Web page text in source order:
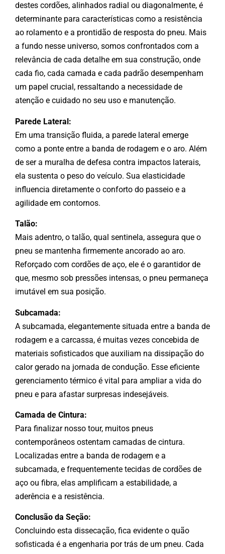
destes cordões, alinhados radial ou diagonalmente, é
determinante para características como a resistência
ao rolamento e a prontidão de resposta do pneu. Mais
a fundo nesse universo, somos confrontados com a
relevância de cada detalhe em sua construção, onde
cada fio, cada camada e cada padrão desempenham
um papel crucial, ressaltando a necessidade de
atenção e cuidado no seu uso e manutenção.
Parede Lateral:
Em uma transição fluida, a parede lateral emerge
como a ponte entre a banda de rodagem e o aro. Além
de ser a muralha de defesa contra impactos laterais,
ela sustenta o peso do veículo. Sua elasticidade
influencia diretamente o conforto do passeio e a
agilidade em contornos.
Talão:
Mais adentro, o talão, qual sentinela, assegura que o
pneu se mantenha firmemente ancorado ao aro.
Reforçado com cordões de aço, ele é o garantidor de
que, mesmo sob pressões intensas, o pneu permaneça
imutável em sua posição.
Subcamada:
A subcamada, elegantemente situada entre a banda de
rodagem e a carcassa, é muitas vezes concebida de
materiais sofisticados que auxiliam na dissipação do
calor gerado na jornada de condução. Esse eficiente
gerenciamento térmico é vital para ampliar a vida do
pneu e para afastar surpresas indesejáveis.
Camada de Cintura:
Para finalizar nosso tour, muitos pneus
contemporâneos ostentam camadas de cintura.
Localizadas entre a banda de rodagem e a
subcamada, e frequentemente tecidas de cordões de
aço ou fibra, elas amplificam a estabilidade, a
aderência e a resistência.
Conclusão da Seção:
Concluindo esta dissecação, fica evidente o quão
sofisticada é a engenharia por trás de um pneu. Cada